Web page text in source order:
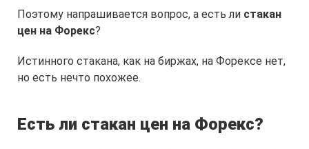
Поэтому напрашивается вопрос, а есть ли стакан
цен на Форекс?
Истинного стакана, как на биржах, на Форексе нет,
но есть нечто похожее.
Есть ли стакан цен на Форекс?